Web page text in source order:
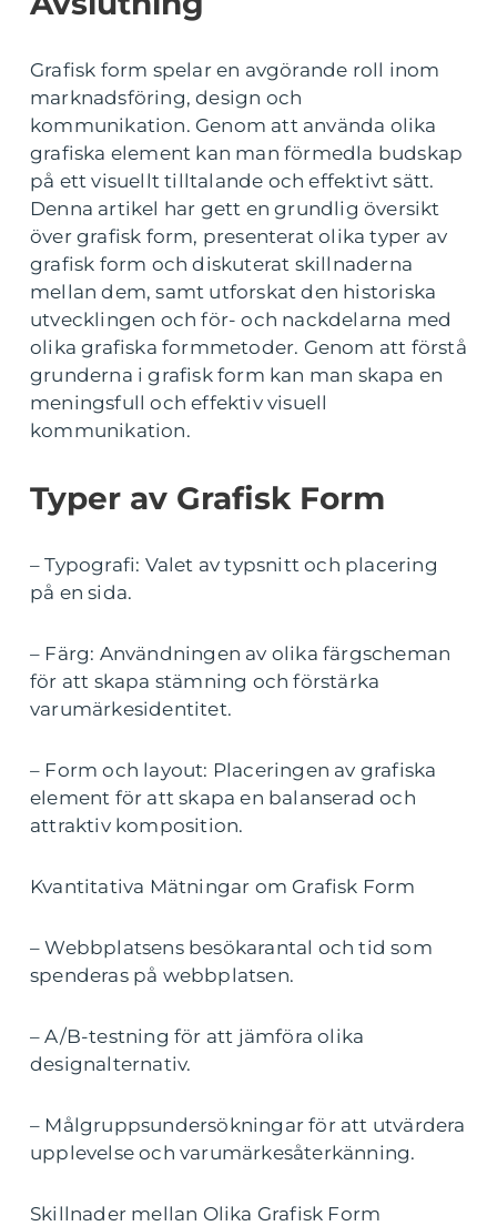
Grafisk form spelar en avgörande roll inom
marknadsföring, design och
kommunikation. Genom att använda olika
grafiska element kan man förmedla budskap
på ett visuellt tilltalande och effektivt sätt.
Denna artikel har gett en grundlig översikt
över grafisk form, presenterat olika typer av
grafisk form och diskuterat skillnaderna
mellan dem, samt utforskat den historiska
utvecklingen och för- och nackdelarna med
olika grafiska formmetoder. Genom att förstå
grunderna i grafisk form kan man skapa en
meningsfull och effektiv visuell
kommunikation.
Typer av Grafisk Form
– Typografi: Valet av typsnitt och placering
på en sida.
– Färg: Användningen av olika färgscheman
för att skapa stämning och förstärka
varumärkesidentitet.
– Form och layout: Placeringen av grafiska
element för att skapa en balanserad och
attraktiv komposition.
Kvantitativa Mätningar om Grafisk Form
– Webbplatsens besökarantal och tid som
spenderas på webbplatsen.
– A/B-testning för att jämföra olika
designalternativ.
– Målgruppsundersökningar för att utvärdera
upplevelse och varumärkesåterkänning.
Skillnader mellan Olika Grafisk Form